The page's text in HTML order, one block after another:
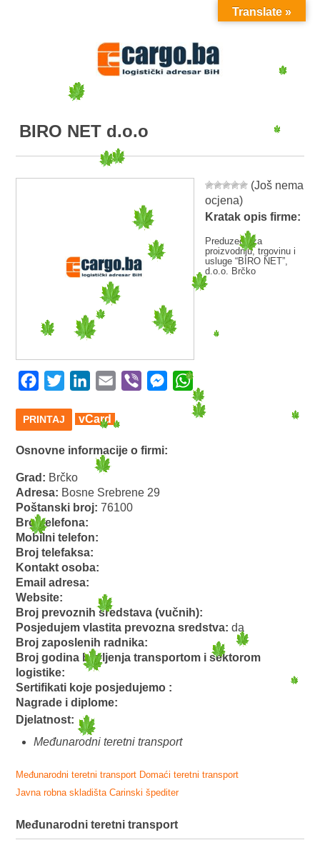
MENU
BIRO NET d.o.o
(Još nema
ocjena)
Kratak opis firme:
Preduzeće za
proizvodnju, trgovinu i
usluge “BIRO NET”,
d.o.o. Brčko
Facebook
Twitter LinkedIn
Email Viber Messenger
WhatsApp
PRINTAJ vCard
Osnovne informacije o firmi:
Grad: Brčko
Adresa: Bosne Srebrene 29
Poštanski broj:76100
Broj telefona:
Mobilni telefon:
Broj telefaksa:
Kontakt osoba:
Email adresa:
Website:
Broj prevoznih sredstava (vučnih):
Posjedujem vlastita prevozna sredstva:da
Broj zaposlenih radnika:
Broj godina bavljenja transportom i sektorom
logistike:
Sertifikati koje posjedujemo :
Nagrade i diplome:
Djelatnost:
Međunarodni teretni transport
Međunarodni teretni transport Domaći teretni transport
Javna robna skladišta Carinski špediter
Međunarodni teretni transport
Translate »